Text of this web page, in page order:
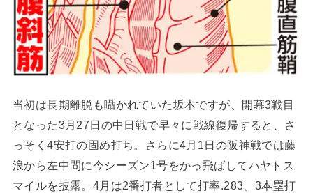
当初は長期離脱も囁かれていた坂本ですが、開幕3戦目
となった3月27日の中日戦で早々に戦線復帰すると、さ
っそく4安打の固め打ち。さらに4月1日の阪神戦では藤
浪から左中間に今シーズン1号をかっ飛ばしてハヤトス
マイルを披露。4月は2番打者として打率.283、3本塁打